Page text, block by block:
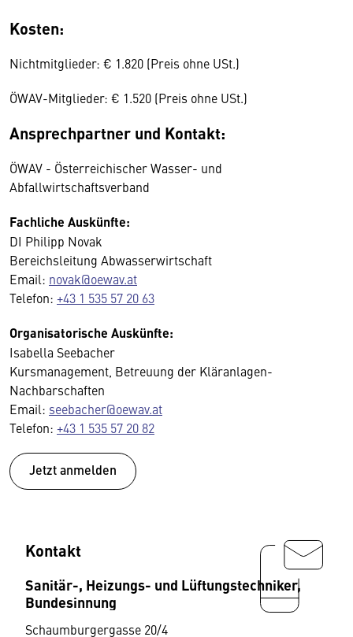
Kosten:
Nichtmitglieder: € 1.820 (Preis ohne USt.)
ÖWAV-Mitglieder: € 1.520 (Preis ohne USt.)
Ansprechpartner und Kontakt:
ÖWAV - Österreichischer Wasser- und
Abfallwirtschaftsverband
Fachliche Auskünfte:
DI Philipp Novak
Bereichsleitung Abwasserwirtschaft
Email: novak@oewav.at
Telefon: +43 1 535 57 20 63
Organisatorische Auskünfte:
Isabella Seebacher
Kursmanagement, Betreuung der Kläranlagen-
Nachbarschaften
Email: seebacher@oewav.at
Telefon: +43 1 535 57 20 82
Jetzt anmelden
Kontakt
Sanitär-, Heizungs- und Lüftungstechniker,
Bundesinnung
Schaumburgergasse 20/4